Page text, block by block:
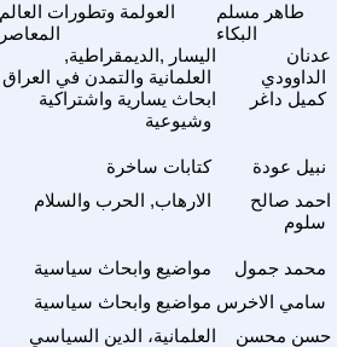
العولمة وتطورات العالم
المعاصر
طاهر مسلم
البكاء
اليسار ,الديمقراطية,
العلمانية والتمدن في العراق
عدنان
الداوودي
ابحاث يسارية واشتراكية
وشيوعية
كميل داغر
كتابات ساخرة نبيل عودة
الارهاب, الحرب والسلام
احمد صالح
سلوم
مواضيع وابحاث سياسية محمد جمول
مواضيع وابحاث سياسية سامي الاخرس
العلمانية، الدين السياسي
حسن محسن